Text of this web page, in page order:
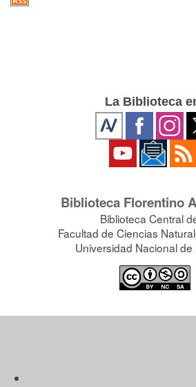
La Biblioteca
Biblioteca Florentino
Biblioteca Central
Facultad de Ciencias
Universidad Nacional de